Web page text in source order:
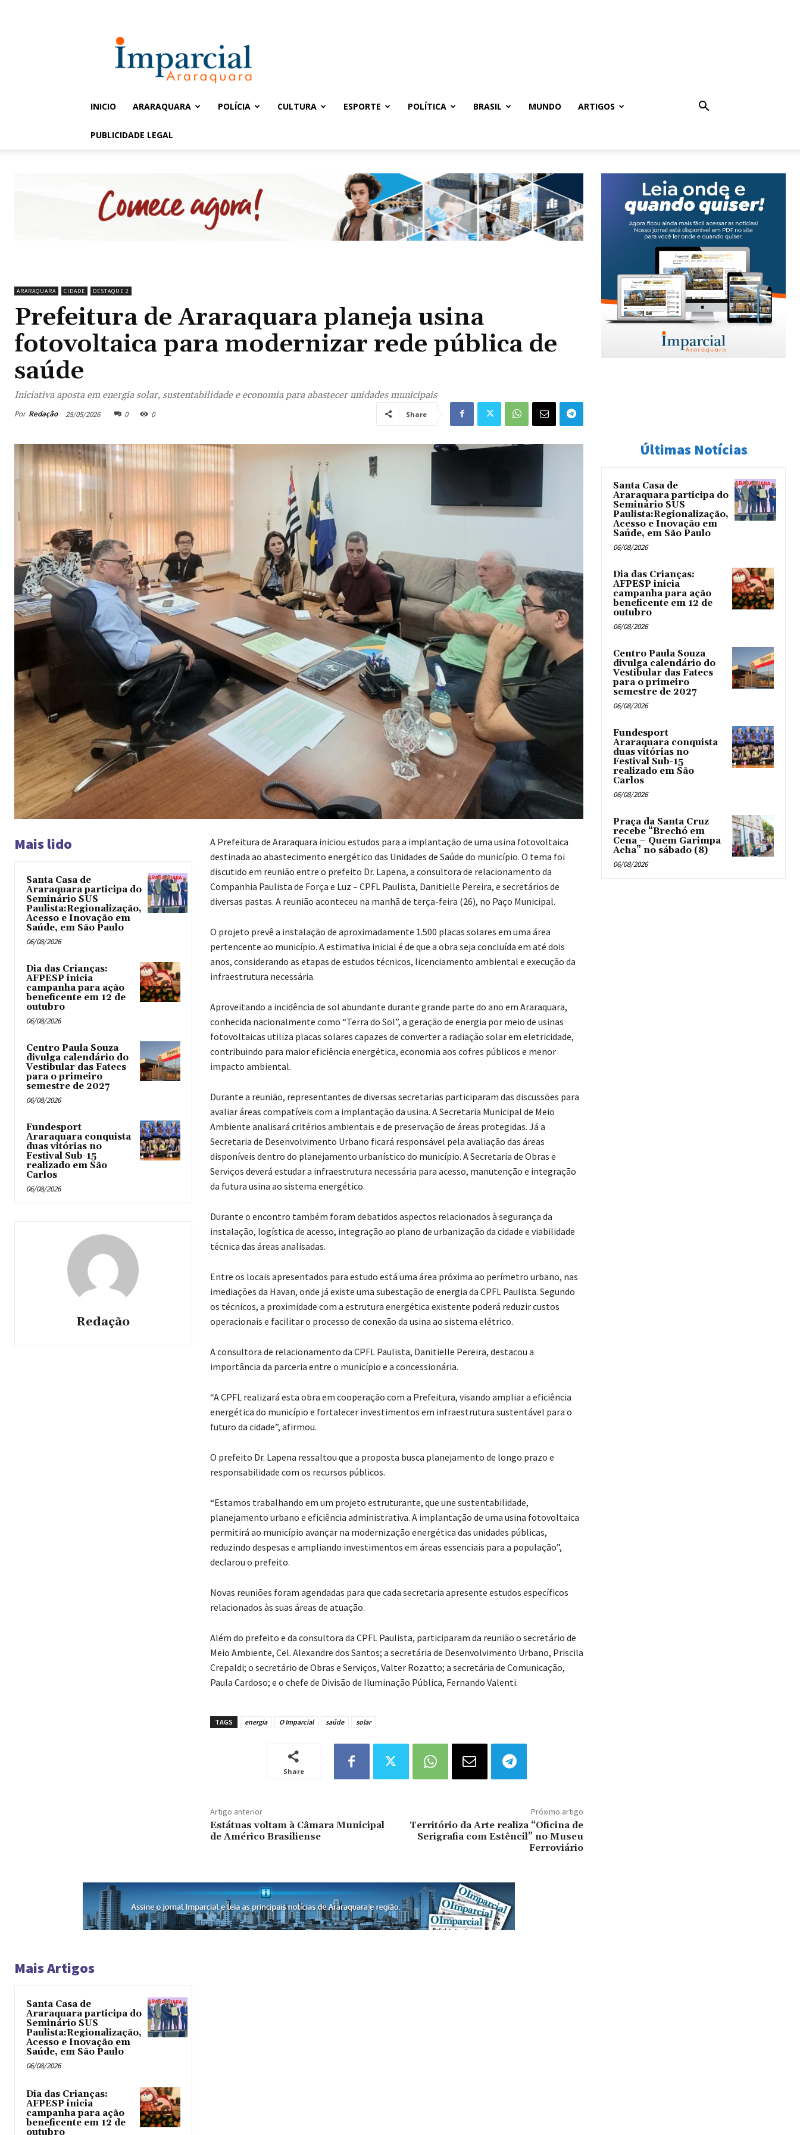
Imparcial
INICIO ARARAQUARA POLÍCIA CULTURA ESPORTE POLÍTICA BRASIL MUNDO ARTIGOS
PUBLICIDADE LEGAL
ARARAQUARA CIDADE DESTAQUE 2
Prefeitura de Araraquara planeja usina
fotovoltaica para modernizar rede pública de
saúde
Iniciativa aposta em energia solar, sustentabilidade e economia para abastecer unidades municipais
Por Redação 28/05/2026 0 0 Share
Mais lido
Santa Casa de
Araraquara participa do
Seminário SUS
Paulista:Regionalização,
Acesso e Inovação em
Saúde, em São Paulo
06/08/2026
Dia das Crianças:
AFPESP inicia
campanha para ação
beneficente em 12 de
outubro
06/08/2026
Centro Paula Souza
divulga calendário do
Vestibular das Fatecs
para o primeiro
semestre de 2027
06/08/2026
Fundesport
Araraquara conquista
duas vitórias no
Festival Sub-15
realizado em São
Carlos
06/08/2026
Redação
A Prefeitura de Araraquara iniciou estudos para a implantação de uma usina fotovoltaica
destinada ao abastecimento energético das Unidades de Saúde do município. O tema foi
discutido em reunião entre o prefeito Dr. Lapena, a consultora de relacionamento da
Companhia Paulista de Força e Luz – CPFL Paulista, Danitielle Pereira, e secretários de
diversas pastas. A reunião aconteceu na manhã de terça-feira (26), no Paço Municipal.
O projeto prevê a instalação de aproximadamente 1.500 placas solares em uma área
pertencente ao município. A estimativa inicial é de que a obra seja concluída em até dois
anos, considerando as etapas de estudos técnicos, licenciamento ambiental e execução da
infraestrutura necessária.
Aproveitando a incidência de sol abundante durante grande parte do ano em Araraquara,
conhecida nacionalmente como “Terra do Sol”, a geração de energia por meio de usinas
fotovoltaicas utiliza placas solares capazes de converter a radiação solar em eletricidade,
contribuindo para maior eficiência energética, economia aos cofres públicos e menor
impacto ambiental.
Durante a reunião, representantes de diversas secretarias participaram das discussões para
avaliar áreas compatíveis com a implantação da usina. A Secretaria Municipal de Meio
Ambiente analisará critérios ambientais e de preservação de áreas protegidas. Já a
Secretaria de Desenvolvimento Urbano ficará responsável pela avaliação das áreas
disponíveis dentro do planejamento urbanístico do município. A Secretaria de Obras e
Serviços deverá estudar a infraestrutura necessária para acesso, manutenção e integração
da futura usina ao sistema energético.
Durante o encontro também foram debatidos aspectos relacionados à segurança da
instalação, logística de acesso, integração ao plano de urbanização da cidade e viabilidade
técnica das áreas analisadas.
Entre os locais apresentados para estudo está uma área próxima ao perímetro urbano, nas
imediações da Havan, onde já existe uma subestação de energia da CPFL Paulista. Segundo
os técnicos, a proximidade com a estrutura energética existente poderá reduzir custos
operacionais e facilitar o processo de conexão da usina ao sistema elétrico.
A consultora de relacionamento da CPFL Paulista, Danitielle Pereira, destacou a
importância da parceria entre o município e a concessionária.
“A CPFL realizará esta obra em cooperação com a Prefeitura, visando ampliar a eficiência
energética do município e fortalecer investimentos em infraestrutura sustentável para o
futuro da cidade”, afirmou.
O prefeito Dr. Lapena ressaltou que a proposta busca planejamento de longo prazo e
responsabilidade com os recursos públicos.
“Estamos trabalhando em um projeto estruturante, que une sustentabilidade,
planejamento urbano e eficiência administrativa. A implantação de uma usina fotovoltaica
permitirá ao município avançar na modernização energética das unidades públicas,
reduzindo despesas e ampliando investimentos em áreas essenciais para a população”,
declarou o prefeito.
Novas reuniões foram agendadas para que cada secretaria apresente estudos específicos
relacionados às suas áreas de atuação.
Além do prefeito e da consultora da CPFL Paulista, participaram da reunião o secretário de
Meio Ambiente, Cel. Alexandre dos Santos; a secretária de Desenvolvimento Urbano, Priscila
Crepaldi; o secretário de Obras e Serviços, Valter Rozatto; a secretária de Comunicação,
Paula Cardoso; e o chefe de Divisão de Iluminação Pública, Fernando Valenti.
TAGS energia O Imparcial saúde solar
Share
Artigo anterior
Estátuas voltam à Câmara Municipal
de Américo Brasiliense
Próximo artigo
Território da Arte realiza “Oficina de
Serigrafia com Estêncil” no Museu
Ferroviário
Mais Artigos
Santa Casa de
Araraquara participa do
Seminário SUS
Paulista:Regionalização,
Acesso e Inovação em
Saúde, em São Paulo
06/08/2026
Dia das Crianças:
AFPESP inicia
campanha para ação
beneficente em 12 de
outubro
Últimas Notícias
Santa Casa de
Araraquara participa do
Seminário SUS
Paulista:Regionalização,
Acesso e Inovação em
Saúde, em São Paulo
06/08/2026
Dia das Crianças:
AFPESP inicia
campanha para ação
beneficente em 12 de
outubro
06/08/2026
Centro Paula Souza
divulga calendário do
Vestibular das Fatecs
para o primeiro
semestre de 2027
06/08/2026
Fundesport
Araraquara conquista
duas vitórias no
Festival Sub-15
realizado em São
Carlos
06/08/2026
Praça da Santa Cruz
recebe “Brechó em
Cena – Quem Garimpa
Acha” no sábado (8)
06/08/2026